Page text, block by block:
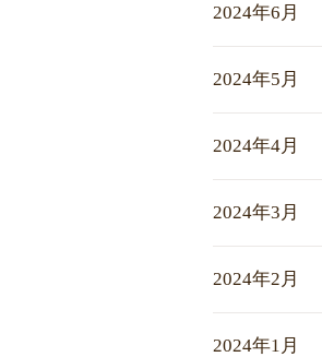
2024年6月
2024年5月
2024年4月
2024年3月
2024年2月
2024年1月